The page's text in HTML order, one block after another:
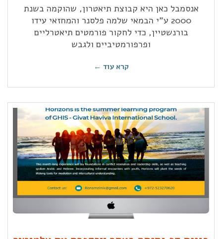
אנסמבל כאן היא קבוצת תיאטרון, שהוקמה בשנת
2000 ע”י הבמאי שלמה פלסנר והמחזאי עידו
בורנשטיין, כדי לחקור פורמטים תיאטרליים
ופרפורמטיביים ולגבש
קרא עוד ←